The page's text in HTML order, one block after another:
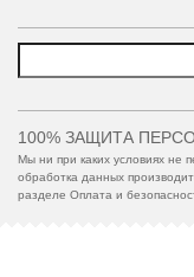
100% ЗАЩИТА
Мы ни при каких условиях
обработка данных
разделе Оплата и